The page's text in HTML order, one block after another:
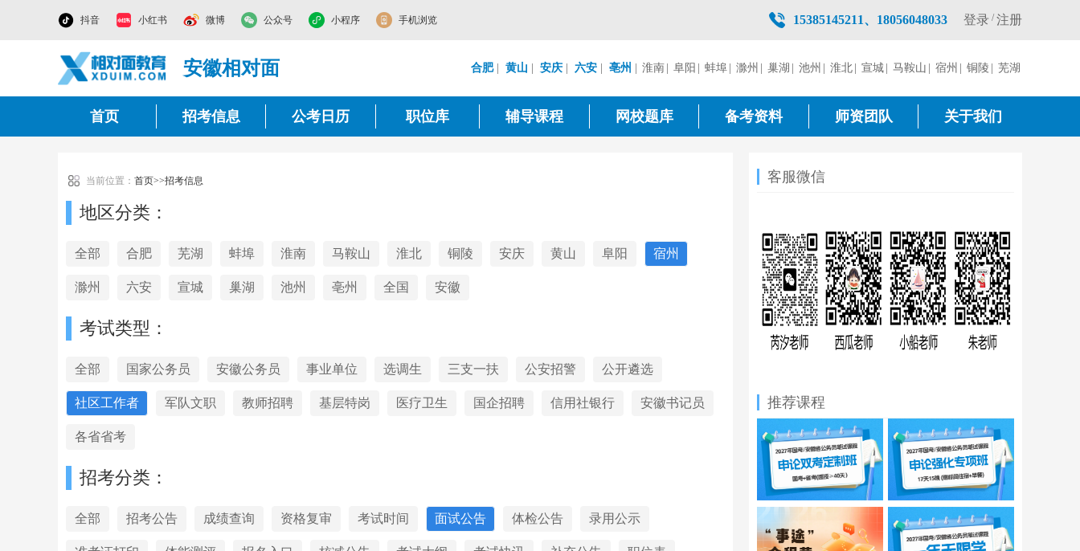
抖音 小红书 微博 公众号 小程序 手机浏览 15385145211、18056048033 登录 /注册
安徽相对面 合肥 黄山 安庆 六安 亳州 淮南 阜阳 蚌埠 滁州 巢湖 池州 淮北 宣城 马鞍山 宿州 铜陵 芜湖
首页 招考信息 公考日历 职位库 辅导课程 网校题库 备考资料 师资团队 关于我们
当前位置： 首页>>招考信息
地区分类：
全部 合肥 芜湖 蚌埠 淮南 马鞍山 淮北 铜陵 安庆 黄山 阜阳 宿州
滁州 六安 宣城 巢湖 池州 亳州 全国 安徽
考试类型：
全部 国家公务员 安徽公务员 事业单位 选调生 三支一扶 公安招警 公开遴选
社区工作者 军队文职 教师招聘 基层特岗 医疗卫生 国企招聘 信用社银行 安徽书记员
各省省考
招考分类：
全部 招考公告 成绩查询 资格复审 考试时间 面试公告 体检公告 录用公示
客服微信
推荐课程